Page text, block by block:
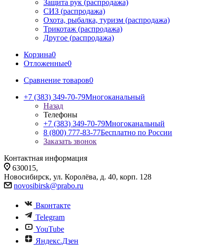
Защита рук (распродажа)
СИЗ (распродажа)
Охота, рыбалка, туризм (распродажа)
Трикотаж (распродажа)
Другое (распродажа)
Корзина0
Отложенные0
Сравнение товаров0
+7 (383) 349-70-79Многоканальный
Назад
Телефоны
+7 (383) 349-70-79Многоканальный
8 (800) 777-83-77Бесплатно по России
Заказать звонок
Контактная информация
630015,
Новосибирск, ул. Королёва, д. 40, корп. 128
novosibirsk@prabo.ru
Вконтакте
Telegram
YouTube
Яндекс.Дзен